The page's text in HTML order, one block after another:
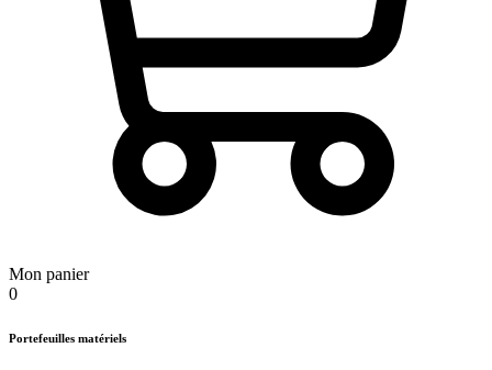
Mon panier
0
Portefeuilles matériels